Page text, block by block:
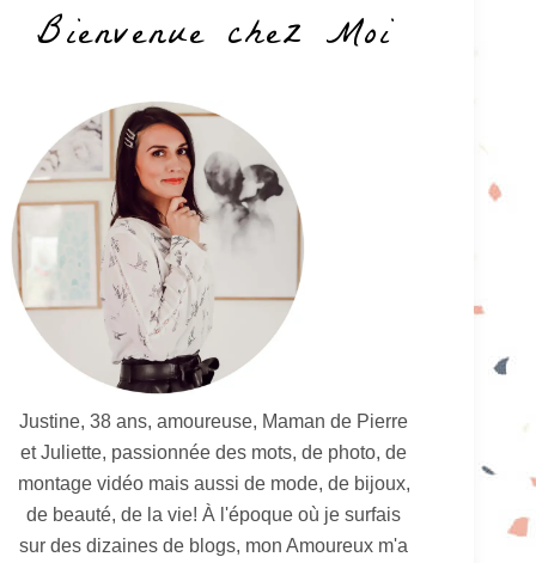
Bienvenue chez Moi
Justine, 38 ans, amoureuse, Maman de Pierre
et Juliette, passionnée des mots, de photo, de
montage vidéo mais aussi de mode, de bijoux,
de beauté, de la vie! À l'époque où je surfais
sur des dizaines de blogs, mon Amoureux m'a